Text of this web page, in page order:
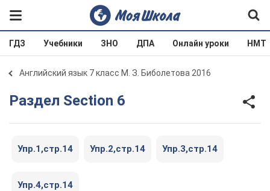
ГДЗ Учебники ЗНО ДПА Онлайн уроки НМТ
Английский язык 7 класс М. З. Биболетова 2016
Раздел Section 6
Упр.1,стр.14 Упр.2,стр.14 Упр.3,стр.14
Упр.4,стр.14